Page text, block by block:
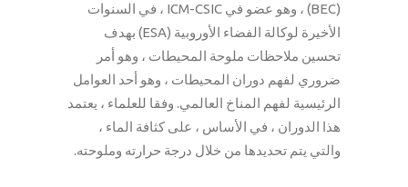
(BEC) ، وهو عضو في ICM-CSIC ، في السنوات
الأخيرة لوكالة الفضاء الأوروبية (ESA) بهدف
تحسين ملاحظات ملوحة المحيطات ، وهو أمر
ضروري لفهم دوران المحيطات ، وهو أحد العوامل
الرئيسية لفهم المناخ العالمي. وفقا للعلماء ، يعتمد
هذا الدوران ، في الأساس ، على كثافة الماء ،
والتي يتم تحديدها من خلال درجة حرارته وملوحته.